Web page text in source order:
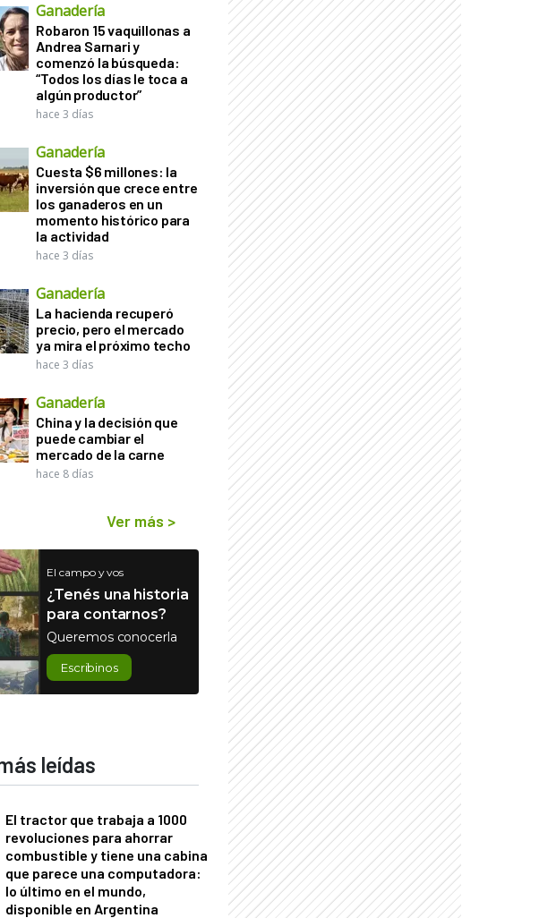
Ganadería
Robaron 15 vaquillonas a
Andrea Sarnari y
comenzó la búsqueda:
“Todos los días le toca a
algún productor”
hace 3 días
Ganadería
Cuesta $6 millones: la
inversión que crece entre
los ganaderos en un
momento histórico para
la actividad
hace 3 días
Ganadería
La hacienda recuperó
precio, pero el mercado
ya mira el próximo techo
hace 3 días
Ganadería
China y la decisión que
puede cambiar el
mercado de la carne
hace 8 días
Ver más >
El campo y vos
¿Tenés una historia
para contarnos?
Queremos conocerla
Escribinos
leídas
El tractor que trabaja a 1000
revoluciones para ahorrar
combustible y tiene una cabina
que parece una computadora:
lo último en el mundo,
disponible en Argentina